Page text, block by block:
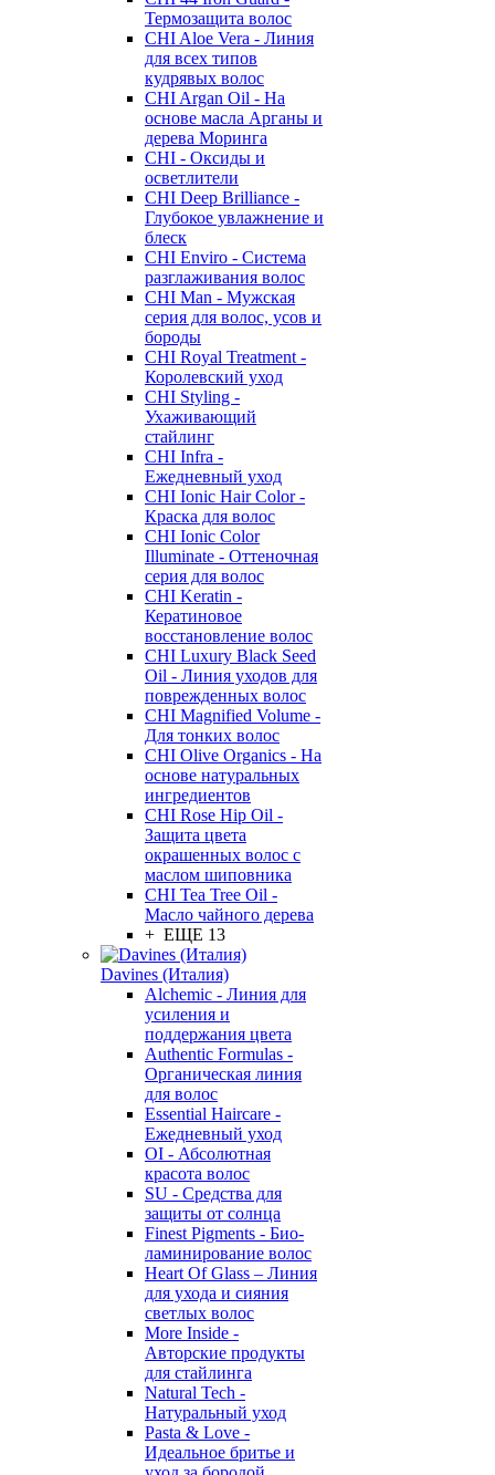
Термозащита волос
CHI Aloe Vera - Линия
для всех типов
кудрявых волос
CHI Argan Oil - На
основе масла Арганы и
дерева Моринга
CHI - Оксиды и
осветлители
CHI Deep Brilliance -
Глубокое увлажнение и
блеск
CHI Enviro - Система
разглаживания волос
CHI Man - Мужская
серия для волос, усов и
бороды
CHI Royal Treatment -
Королевский уход
CHI Styling -
Ухаживающий
стайлинг
CHI Infra -
Ежедневный уход
CHI Ionic Hair Color -
Краска для волос
CHI Ionic Color
Illuminate - Оттеночная
серия для волос
CHI Keratin -
Кератиновое
восстановление волос
CHI Luxury Black Seed
Oil - Линия уходов для
поврежденных волос
CHI Magnified Volume -
Для тонких волос
CHI Olive Organics - На
основе натуральных
ингредиентов
CHI Rose Hip Oil -
Защита цвета
окрашенных волос с
маслом шиповника
CHI Tea Tree Oil -
Масло чайного дерева
+ ЕЩЕ 13
Davines (Италия)
Alchemic - Линия для
усиления и
поддержания цвета
Authentic Formulas -
Органическая линия
для волос
Essential Haircare -
Eжедневный уход
OI - Абсолютная
красота волос
SU - Средства для
защиты от солнца
Finest Pigments - Био-
ламинирование волос
Heart Of Glass – Линия
для ухода и сияния
светлых волос
More Inside -
Авторские продукты
для стайлинга
Natural Tech -
Натуральный уход
Pasta & Love -
Идеальное бритье и